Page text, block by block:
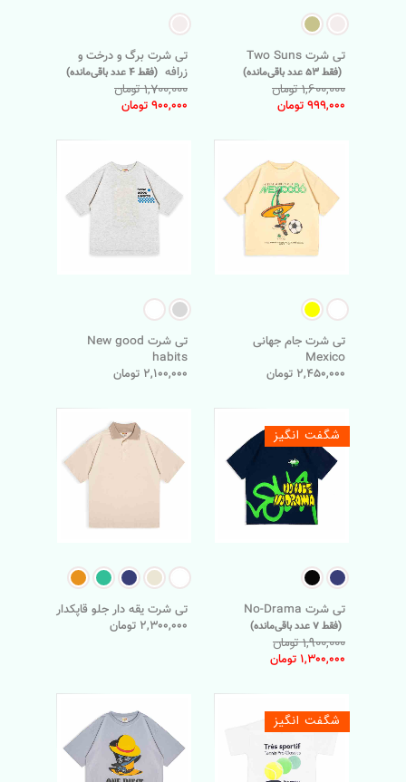
تی شرت Two Suns
(فقط 53 عدد باقی‌مانده)
1,600,000 تومان
999,000 تومان
تی شرت برگ و درخت و
زرافه (فقط 4 عدد باقی‌مانده)
1,700,000 تومان
900,000 تومان
تی شرت جام جهانی
Mexico
2,450,000 تومان
تی شرت New good
habits
2,100,000 تومان
شگفت انگیز
تی شرت No-Drama
(فقط 7 عدد باقی‌مانده)
1,900,000 تومان
1,300,000 تومان
تی شرت یقه دار جلو قاپکدار
2,300,000 تومان
شگفت انگیز